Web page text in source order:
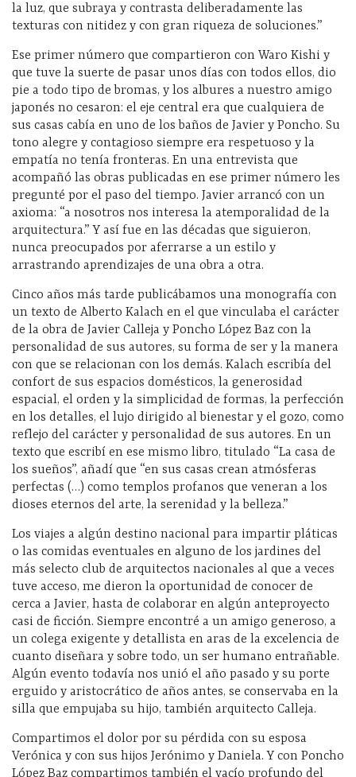
la luz, que subraya y contrasta deliberadamente las
texturas con nitidez y con gran riqueza de soluciones.”
Ese primer número que compartieron con Waro Kishi y
que tuve la suerte de pasar unos días con todos ellos, dio
pie a todo tipo de bromas, y los albures a nuestro amigo
japonés no cesaron: el eje central era que cualquiera de
sus casas cabía en uno de los baños de Javier y Poncho. Su
tono alegre y contagioso siempre era respetuoso y la
empatía no tenía fronteras. En una entrevista que
acompañó las obras publicadas en ese primer número les
pregunté por el paso del tiempo. Javier arrancó con un
axioma: “a nosotros nos interesa la atemporalidad de la
arquitectura.” Y así fue en las décadas que siguieron,
nunca preocupados por aferrarse a un estilo y
arrastrando aprendizajes de una obra a otra.
Cinco años más tarde publicábamos una monografía con
un texto de Alberto Kalach en el que vinculaba el carácter
de la obra de Javier Calleja y Poncho López Baz con la
personalidad de sus autores, su forma de ser y la manera
con que se relacionan con los demás. Kalach escribía del
confort de sus espacios domésticos, la generosidad
espacial, el orden y la simplicidad de formas, la perfección
en los detalles, el lujo dirigido al bienestar y el gozo, como
reflejo del carácter y personalidad de sus autores. En un
texto que escribí en ese mismo libro, titulado “La casa de
los sueños”, añadí que “en sus casas crean atmósferas
perfectas (…) como templos profanos que veneran a los
dioses eternos del arte, la serenidad y la belleza.”
Los viajes a algún destino nacional para impartir pláticas
o las comidas eventuales en alguno de los jardines del
más selecto club de arquitectos nacionales al que a veces
tuve acceso, me dieron la oportunidad de conocer de
cerca a Javier, hasta de colaborar en algún anteproyecto
casi de ficción. Siempre encontré a un amigo generoso, a
un colega exigente y detallista en aras de la excelencia de
cuanto diseñara y sobre todo, un ser humano entrañable.
Algún evento todavía nos unió el año pasado y su porte
erguido y aristocrático de años antes, se conservaba en la
silla que empujaba su hijo, también arquitecto Calleja.
Compartimos el dolor por su pérdida con su esposa
Verónica y con sus hijos Jerónimo y Daniela. Y con Poncho
López Baz compartimos también el vacío profundo del